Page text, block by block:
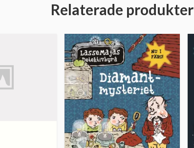
Relaterade produkter